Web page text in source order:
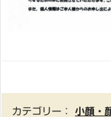
カテゴリー： 小顔・